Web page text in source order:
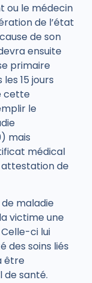
ou le médecin
de l’état
de son
ensuite
primaire
15 jours
cette
le
mais
médical
attestation de
maladie
victime une
ci lui
des soins liés
être
de santé.